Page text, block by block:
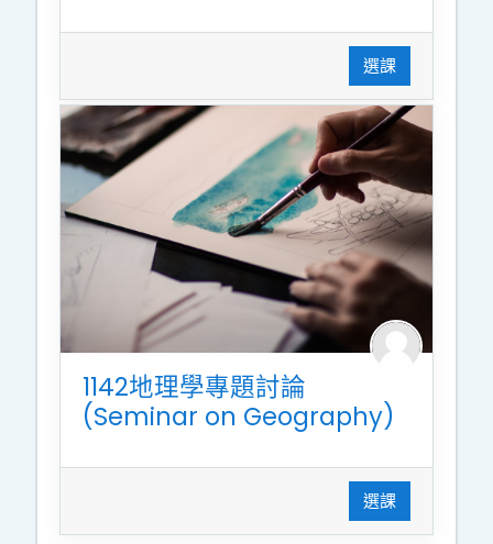
選課
1142地理學專題討論
(Seminar on Geography)
選課